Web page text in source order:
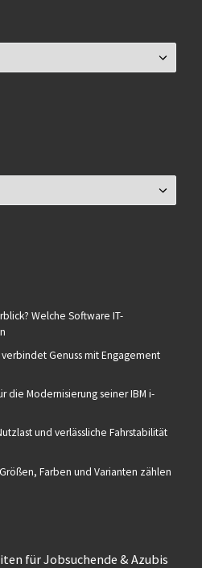
Welche Software IT-
Genuss mit Engagement
die Modernisierung seiner IBM i-
und verlässliche Fahrstabilität
Farben und Varianten zählen
für Jobsuchende & Azubis